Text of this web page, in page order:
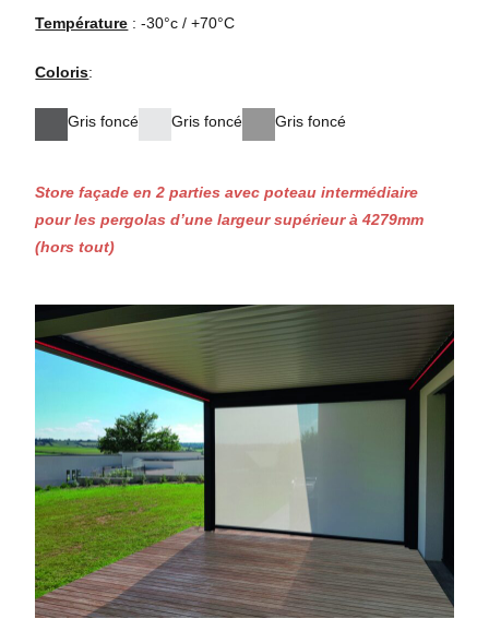
Température : -30°c / +70°C
Coloris:
Gris foncé Gris foncé Gris foncé
Store façade en 2 parties avec poteau intermédiaire
pour les pergolas d’une largeur supérieur à 4279mm
(hors tout)